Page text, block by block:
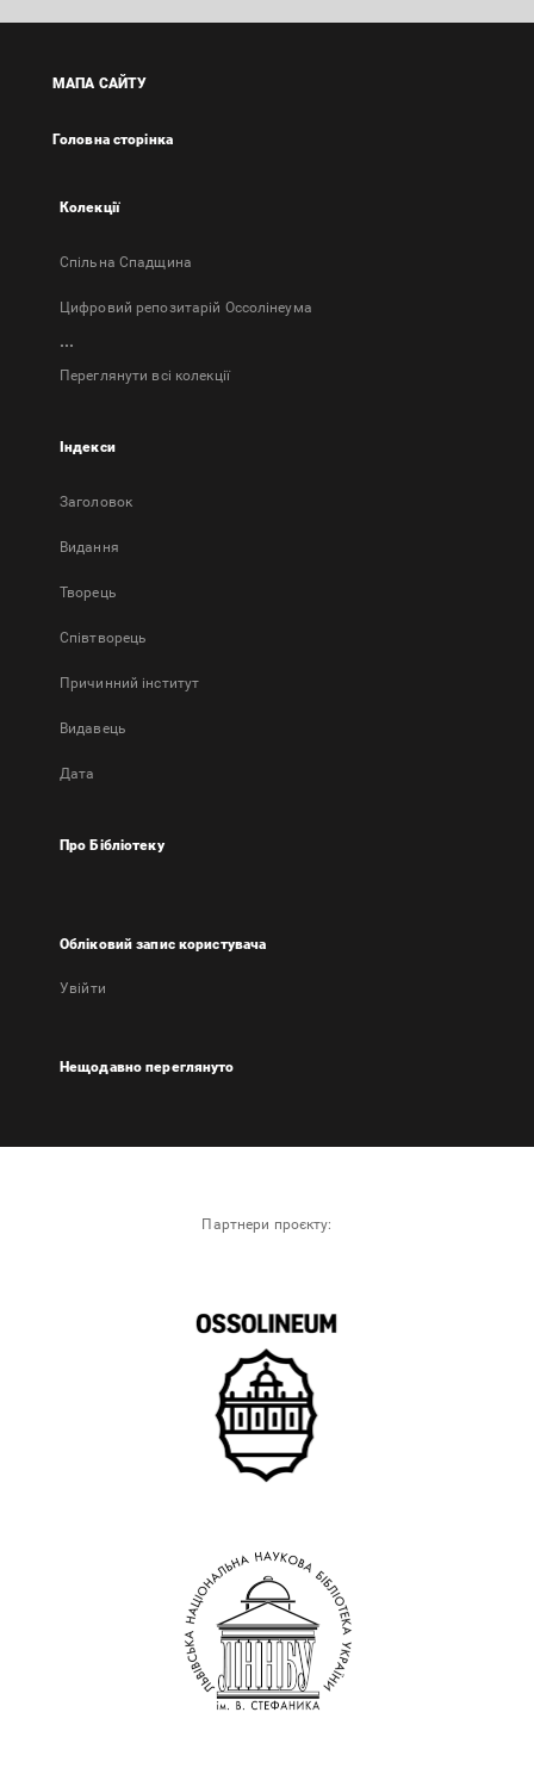
в
в
в
Зовнішнє
в
вкладці
МАПА САЙТУ
Головна сторінка
Колекції
Спільна Спадщина
Цифровий репозитарій Оссолінеума
...
Переглянути всі колекції
Індекси
Заголовок
Bидання
Творець
Співтворець
Причинний інститут
Видавець
Дата
Про Бібліотеку
Обліковий запис користувача
Увійти
Нещодавно переглянуто
Партнери проєкту: